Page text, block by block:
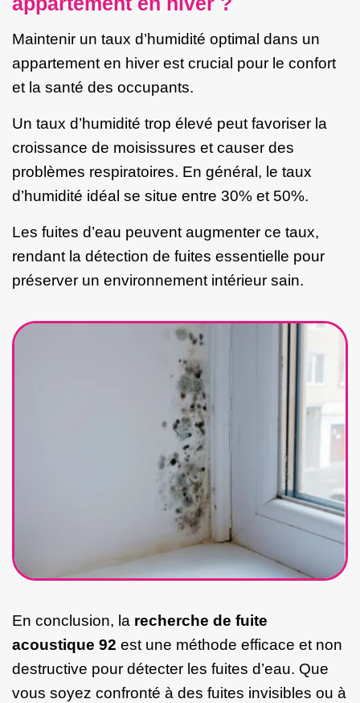
Maintenir un taux d’humidité optimal dans un
appartement en hiver est crucial pour le confort
et la santé des occupants.
Un taux d’humidité trop élevé peut favoriser la
croissance de moisissures et causer des
problèmes respiratoires. En général, le taux
d’humidité idéal se situe entre 30% et 50%.
Les fuites d’eau peuvent augmenter ce taux,
rendant la détection de fuites essentielle pour
préserver un environnement intérieur sain.
En conclusion, la recherche de fuite
acoustique 92 est une méthode efficace et non
destructive pour détecter les fuites d’eau. Que
vous soyez confronté à des fuites invisibles ou à